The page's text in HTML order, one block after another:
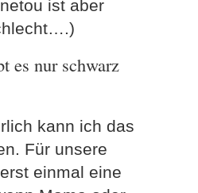
ist aber
es nur schwarz
kann ich das
Für unsere
einmal eine